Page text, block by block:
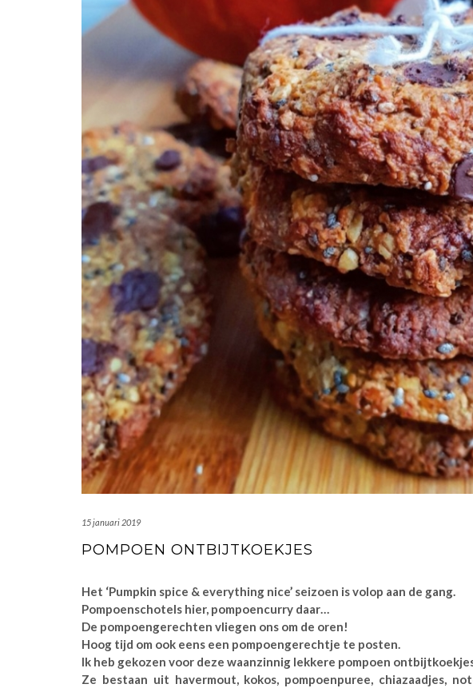
15 januari 2019
POMPOEN ONTBIJTKOEKJES
Het ‘Pumpkin spice & everything nice’ seizoen is volop aan de gang.
Pompoenschotels hier, pompoencurry daar…
De pompoengerechten vliegen ons om de oren!
Hoog tijd om ook eens een pompoengerechtje te posten.
Ik heb gekozen voor deze waanzinnig lekkere pompoen
Ze bestaan uit havermout, kokos, pompoenpuree, chiazaadjes,